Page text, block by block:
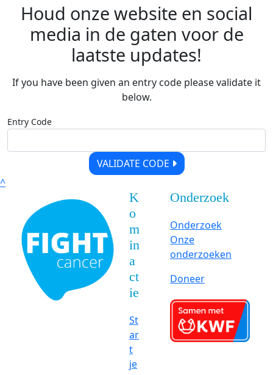
Houd onze website en social
media in de gaten voor de
laatste updates!
If you have been given an entry code please validate it
below.
Entry Code
VALIDATE CODE
^
K
o
m
in
a
ct
ie
St
ar
t
je
Onderzoek
Onderzoek
Onze
onderzoeken
Doneer